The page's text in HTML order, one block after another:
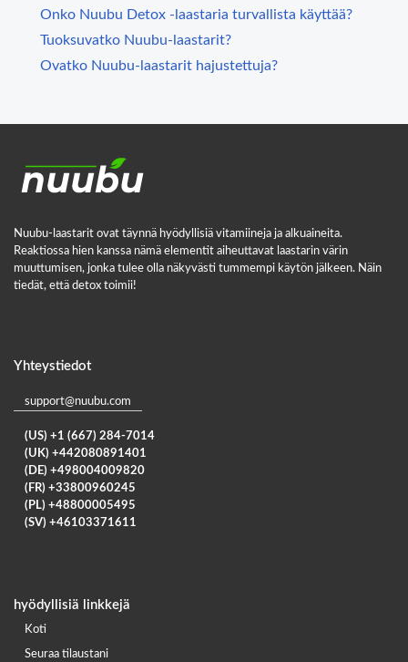
Onko Nuubu Detox -laastaria turvallista käyttää?
Tuoksuvatko Nuubu-laastarit?
Ovatko Nuubu-laastarit hajustettuja?
Nuubu-laastarit ovat täynnä hyödyllisiä vitamiineja ja alkuaineita.
Reaktiossa hien kanssa nämä elementit aiheuttavat laastarin värin
muuttumisen, jonka tulee olla näkyvästi tummempi käytön jälkeen. Näin
tiedät, että detox toimii!
Yhteystiedot
support@nuubu.com
(US) +1 (667) 284-7014
(UK) +442080891401
(DE) +498004009820
(FR) +33800960245
(PL) +48800005495
(SV) +46103371611
hyödyllisiä linkkejä
Koti
Seuraa tilaustani